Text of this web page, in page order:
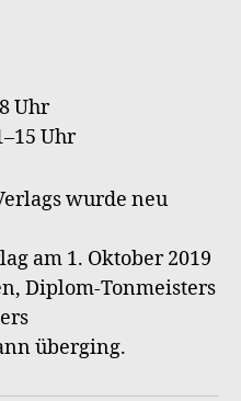
Uhr
Uhr
wurde neu
am 1. Oktober 2019
Diplom-Tonmeisters
überging.